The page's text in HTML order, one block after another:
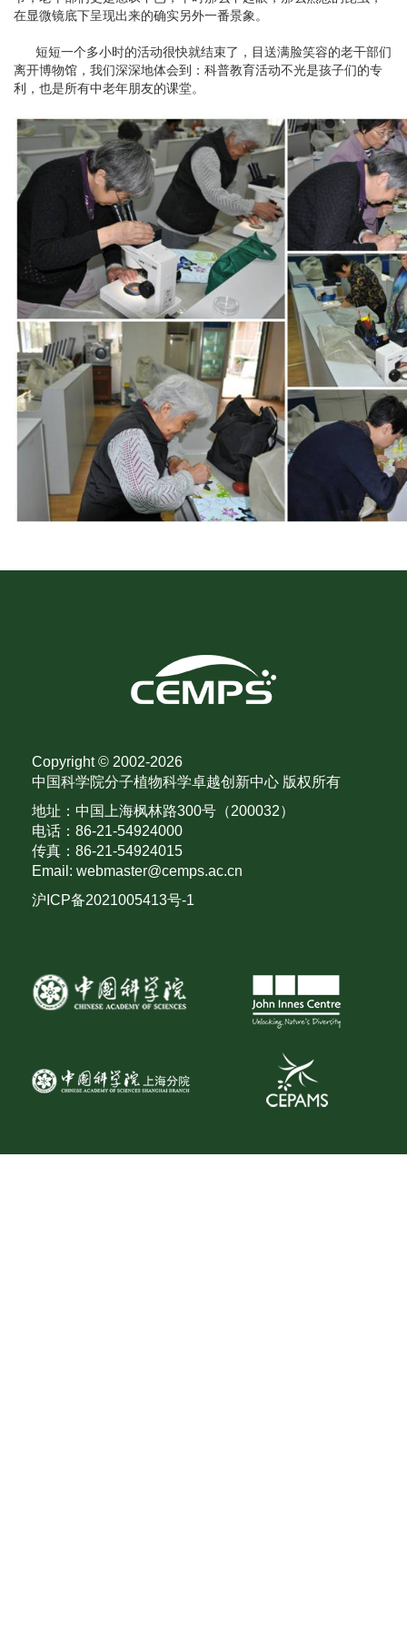
在显微镜底下呈现出来的确实另外一番景象。
短短一个多小时的活动很快就结束了，目送满脸笑容的老干部们
离开博物馆，我们深深地体会到：科普教育活动不光是孩子们的专
利，也是所有中老年朋友的课堂。
Copyright © 2002-2026
中国科学院分子植物科学卓越创新中心 版权所有
地址：中国上海枫林路300号（200032）
电话：86-21-54924000
传真：86-21-54924015
Email: webmaster@cemps.ac.cn
沪ICP备2021005413号-1